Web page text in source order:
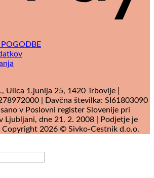
Ulica 1.junija 25, 1420 Trbovlje |
| Davčna številka: SI61803090
v Poslovni register Slovenije pri
Ljubljani, dne 21. 2. 2008 | Podjetje je
Copyright 2026 © Sivko-Cestnik d.o.o.